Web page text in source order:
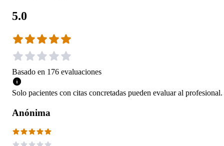
5.0
Basado en 176 evaluaciones
Solo pacientes con citas concretadas pueden evaluar al profesional.
Anónima